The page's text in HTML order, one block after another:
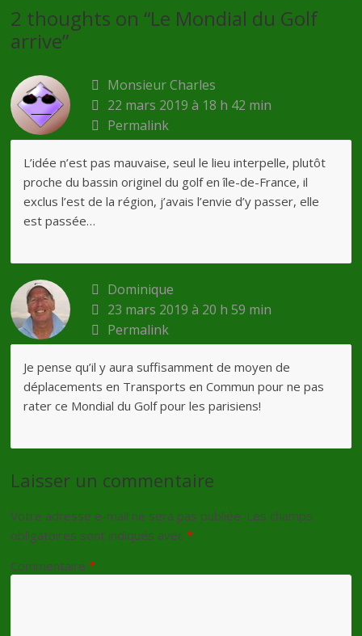
2 thoughts on “Le Mondial du Golf
arrive”
Monsieur Charles
22 mars 2019 à 18 h 42 min
Permalink
L’idée n’est pas mauvaise, seul le lieu interpelle, plutôt
proche du bassin originel du golf en île-de-France, il
exclus l’est de la région, j’avais l’envie d’y passer, elle
est passée…
Dominique
23 mars 2019 à 20 h 59 min
Permalink
Je pense qu’il y aura suffisamment de moyen de
déplacements en Transports en Commun pour ne pas
rater ce Mondial du Golf pour les parisiens!
Laisser un commentaire
Votre adresse e-mail ne sera pas publiée. Les champs
obligatoires sont indiqués avec*
Commentaire*